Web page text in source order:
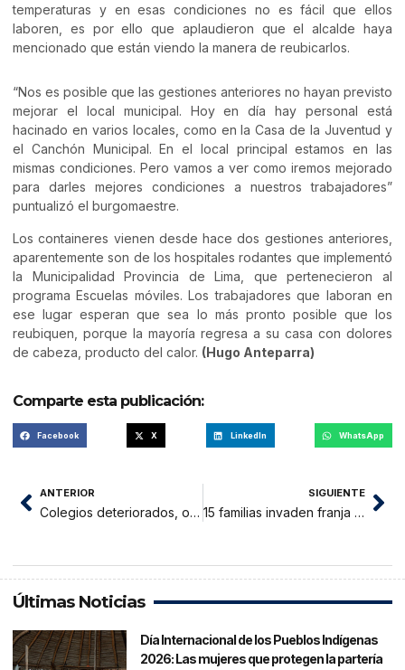
temperaturas y en esas condiciones no es fácil que ellos
laboren, es por ello que aplaudieron que el alcalde haya
mencionado que están viendo la manera de reubicarlos.
“Nos es posible que las gestiones anteriores no hayan previsto
mejorar el local municipal. Hoy en día hay personal está
hacinado en varios locales, como en la Casa de la Juventud y
el Canchón Municipal. En el local principal estamos en las
mismas condiciones. Pero vamos a ver como iremos mejorado
para darles mejores condiciones a nuestros trabajadores”
puntualizó el burgomaestre.
Los containeres vienen desde hace dos gestiones anteriores,
aparentemente son de los hospitales rodantes que implementó
la Municipalidad Provincia de Lima, que pertenecieron al
programa Escuelas móviles. Los trabajadores que laboran en
ese lugar esperan que sea lo más pronto posible que los
reubiquen, porque la mayoría regresa a su casa con dolores
de cabeza, producto del calor. (Hugo Anteparra)
Comparte esta publicación:
Facebook X LinkedIn WhatsApp
ANTERIOR
Colegios deteriorados, obras inconclusas, estudiantes que no logran los aprendizajes esperados, docentes con un bajo nivel
SIGUIENTE
15 familias invaden franja marginal de la FBT en Indañe
Últimas Noticias
Día Internacional de los Pueblos Indígenas
2026: Las mujeres que protegen la partería